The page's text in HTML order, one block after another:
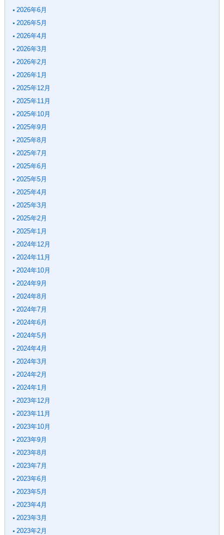
2026年6月
2026年5月
2026年4月
2026年3月
2026年2月
2026年1月
2025年12月
2025年11月
2025年10月
2025年9月
2025年8月
2025年7月
2025年6月
2025年5月
2025年4月
2025年3月
2025年2月
2025年1月
2024年12月
2024年11月
2024年10月
2024年9月
2024年8月
2024年7月
2024年6月
2024年5月
2024年4月
2024年3月
2024年2月
2024年1月
2023年12月
2023年11月
2023年10月
2023年9月
2023年8月
2023年7月
2023年6月
2023年5月
2023年4月
2023年3月
2023年2月